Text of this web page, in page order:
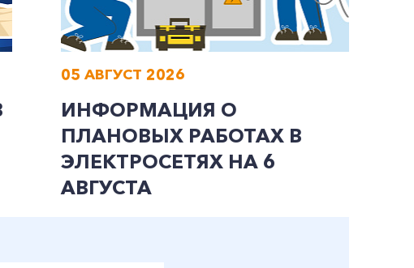
05 АВГУСТ 2026
ИНФОРМАЦИЯ О
ПЛАНОВЫХ РАБОТАХ В
ЭЛЕКТРОСЕТЯХ НА 6
АВГУСТА